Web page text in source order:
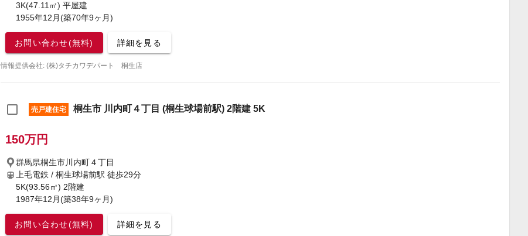
3K(47.11㎡) 平屋建
1955年12月(築70年9ヶ月)
お問い合わせ(無料) 詳細を見る
情報提供会社: (株)タチカワデパート 桐生店
売戸建住宅 桐生市 川内町４丁目 (桐生球場前駅) 2階建 5K
150万円
群馬県桐生市川内町４丁目
上毛電鉄 / 桐生球場前駅 徒歩29分
5K(93.56㎡) 2階建
1987年12月(築38年9ヶ月)
お問い合わせ(無料) 詳細を見る